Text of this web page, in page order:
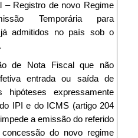
– Registro de novo Regime
Temporária para
admitidos no país sob o
de Nota Fiscal que não
entrada ou saída de
hipóteses expressamente
IPI e do ICMS (artigo 204
a emissão do referido
do novo regime